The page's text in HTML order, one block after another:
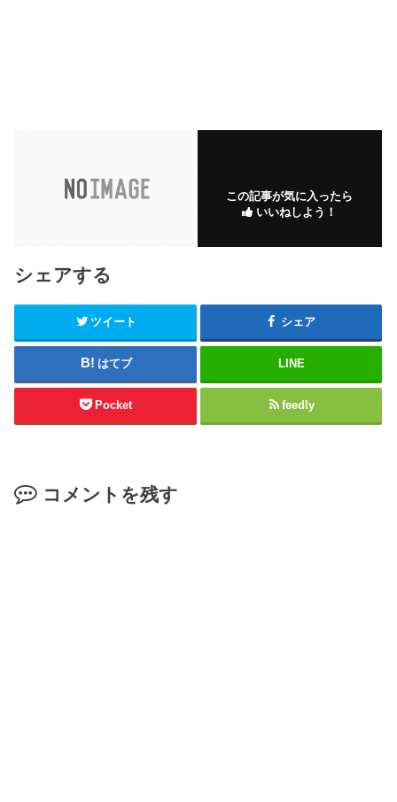
この記事が気に入ったら
いいねしよう！
シェアする
ツイート シェア
はてブ LINE
Pocket feedly
コメントを残す